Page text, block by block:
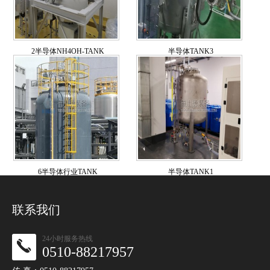
2半导体NH4OH-TANK 半导体TANK3
6半导体行业TANK 半导体TANK1
联系我们
24小时服务热线
0510-88217957